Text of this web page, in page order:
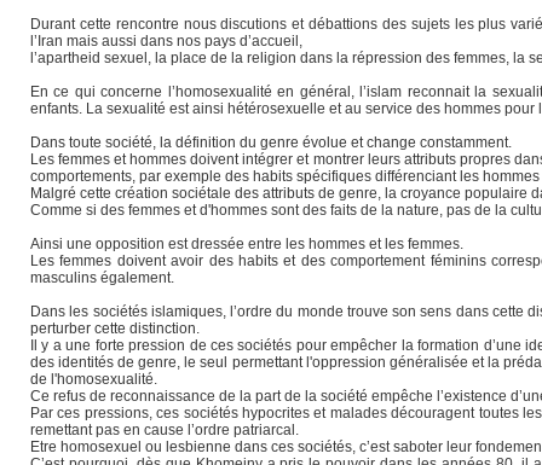
Durant cette rencontre nous discutions et débattions des sujets les plus
l’Iran mais aussi dans nos pays d’accueil,
l’apartheid sexuel, la place de la religion dans la répression des femmes, la
En ce qui concerne l’homosexualité en général, l’islam reconnait la
enfants. La sexualité est ainsi hétérosexuelle et au service des hommes pour
Dans toute société, la définition du genre évolue et change constamment.
Les femmes et hommes doivent intégrer et montrer leurs attributs propres
comportements, par exemple des habits spécifiques différenciant les
Malgré cette création sociétale des attributs de genre, la croyance populaire
Comme si des femmes et d'hommes sont des faits de la nature, pas de la
Ainsi une opposition est dressée entre les hommes et les femmes.
Les femmes doivent avoir des habits et des comportement féminins
masculins également.
Dans les sociétés islamiques, l’ordre du monde trouve son sens dans cette
perturber cette distinction.
Il y a une forte pression de ces sociétés pour empêcher la formation d’une
des identités de genre, le seul permettant l'oppression généralisée et la
de l'homosexualité.
Ce refus de reconnaissance de la part de la société empêche l’existence
Par ces pressions, ces sociétés hypocrites et malades découragent toutes
remettant pas en cause l’ordre patriarcal.
Etre homosexuel ou lesbienne dans ces sociétés, c’est saboter leur